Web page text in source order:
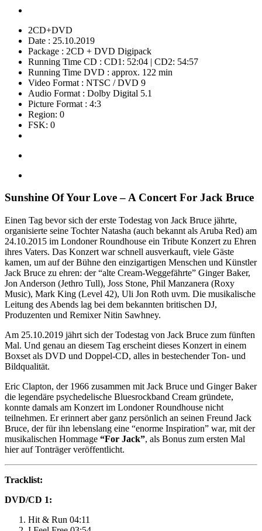
2CD+DVD
Date : 25.10.2019
Package : 2CD + DVD Digipack
Running Time CD : CD1: 52:04 | CD2: 54:57
Running Time DVD : approx. 122 min
Video Format : NTSC / DVD 9
Audio Format : Dolby Digital 5.1
Picture Format : 4:3
Region: 0
FSK: 0
Sunshine Of Your Love – A Concert For Jack Bruce
Einen Tag bevor sich der erste Todestag von Jack Bruce jährte,
organisierte seine Tochter Natasha (auch bekannt als Aruba Red) am
24.10.2015 im Londoner Roundhouse ein Tribute Konzert zu Ehren
ihres Vaters. Das Konzert war schnell ausverkauft, viele Gäste
kamen, um auf der Bühne den einzigartigen Menschen und Künstler
Jack Bruce zu ehren: der “alte Cream-Weggefährte” Ginger Baker,
Jon Anderson (Jethro Tull), Joss Stone, Phil Manzanera (Roxy
Music), Mark King (Level 42), Uli Jon Roth uvm. Die musikalische
Leitung des Abends lag bei dem bekannten britischen DJ,
Produzenten und Remixer Nitin Sawhney.
Am 25.10.2019 jährt sich der Todestag von Jack Bruce zum fünften
Mal. Und genau an diesem Tag erscheint dieses Konzert in einem
Boxset als DVD und Doppel-CD, alles in bestechender Ton- und
Bildqualität.
Eric Clapton, der 1966 zusammen mit Jack Bruce und Ginger Baker
die legendäre psychedelische Bluesrockband Cream gründete,
konnte damals am Konzert im Londoner Roundhouse nicht
teilnehmen. Er erinnert aber ganz persönlich an seinen Freund Jack
Bruce, der für ihn lebenslang eine “enorme Inspiration” war, mit der
musikalischen Hommage “For Jack”, als Bonus zum ersten Mal
hier auf Tonträger veröffentlicht.
Tracklist:
DVD/CD 1:
Hit & Run 04:11